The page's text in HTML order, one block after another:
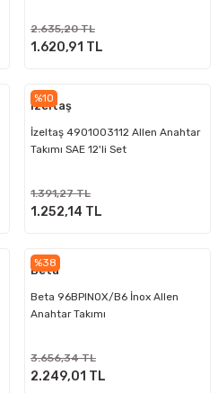
2.635,20 TL
1.620,91 TL
%10
İzeltaş
İzeltaş 4901003112 Allen Anahtar
Takımı SAE 12'li Set
1.391,27 TL
1.252,14 TL
%38
Beta
Beta 96BPINOX/B6 İnox Allen
Anahtar Takımı
3.656,34 TL
2.249,01 TL